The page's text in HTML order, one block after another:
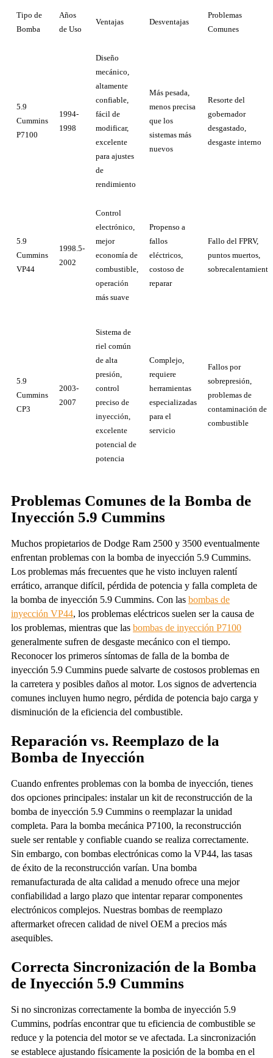
Tipo de
Bomba
Años
de Uso
Ventajas Desventajas
Problemas
Comunes
5.9
Cummins
P7100
1994-
1998
Diseño
mecánico,
altamente
confiable,
fácil de
modificar,
excelente
para ajustes
de
rendimiento
Más pesada,
menos precisa
que los
sistemas más
nuevos
Resorte del
gobernador
desgastado,
desgaste interno
5.9
Cummins
VP44
1998.5-
2002
Control
electrónico,
mejor
economía de
combustible,
operación
más suave
Propenso a
fallos
eléctricos,
costoso de
reparar
Fallo del FPRV,
puntos muertos,
sobrecalentamiento
5.9
Cummins
CP3
2003-
2007
Sistema de
riel común
de alta
presión,
control
preciso de
inyección,
excelente
potencial de
potencia
Complejo,
requiere
herramientas
especializadas
para el
servicio
Fallos por
sobrepresión,
problemas de
contaminación de
combustible
Problemas Comunes de la Bomba de
Inyección 5.9 Cummins
Muchos propietarios de Dodge Ram 2500 y 3500 eventualmente
enfrentan problemas con la bomba de inyección 5.9 Cummins.
Los problemas más frecuentes que he visto incluyen ralentí
errático, arranque difícil, pérdida de potencia y falla completa de
la bomba de inyección 5.9 Cummins. Con las bombas de
inyección VP44, los problemas eléctricos suelen ser la causa de
los problemas, mientras que las bombas de inyección P7100
generalmente sufren de desgaste mecánico con el tiempo.
Reconocer los primeros síntomas de falla de la bomba de
inyección 5.9 Cummins puede salvarte de costosos problemas en
la carretera y posibles daños al motor. Los signos de advertencia
comunes incluyen humo negro, pérdida de potencia bajo carga y
disminución de la eficiencia del combustible.
Reparación vs. Reemplazo de la
Bomba de Inyección
Cuando enfrentes problemas con la bomba de inyección, tienes
dos opciones principales: instalar un kit de reconstrucción de la
bomba de inyección 5.9 Cummins o reemplazar la unidad
completa. Para la bomba mecánica P7100, la reconstrucción
suele ser rentable y confiable cuando se realiza correctamente.
Sin embargo, con bombas electrónicas como la VP44, las tasas
de éxito de la reconstrucción varían. Una bomba
remanufacturada de alta calidad a menudo ofrece una mejor
confiabilidad a largo plazo que intentar reparar componentes
electrónicos complejos. Nuestras bombas de reemplazo
aftermarket ofrecen calidad de nivel OEM a precios más
asequibles.
Correcta Sincronización de la Bomba
de Inyección 5.9 Cummins
Si no sincronizas correctamente la bomba de inyección 5.9
Cummins, podrías encontrar que tu eficiencia de combustible se
reduce y la potencia del motor se ve afectada. La sincronización
se establece ajustando físicamente la posición de la bomba en el